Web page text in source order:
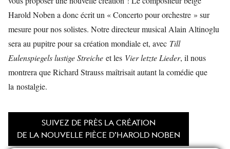
Harold Noben a donc écrit un « Concerto pour orchestre » sur
mesure pour nos solistes. Notre directeur musical Alain Altinoglu
sera au pupitre pour sa création mondiale et, avec Till
Eulenspiegels lustige Streiche et les Vier letzte Lieder, il nous
montrera que Richard Strauss maîtrisait autant la comédie que
la nostalgie.
SUIVEZ DE PRÈS LA CRÉATION
DE LA NOUVELLE PIÈCE D’HAROLD NOBEN